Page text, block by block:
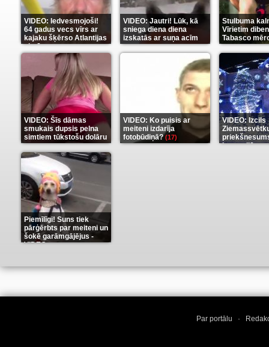
VIDEO: Iedvesmojoši!
64 gadus vecs vīrs ar
kajaku šķērso Atlantijas
okeānu(5)
VIDEO: Jautri! Lūk, kā
sniega diena diena
izskatās ar suņa acīm
(6)
Stulbuma
Vīrietim
Tabasco
(7)
VIDEO: Šīs dāmas
smukais dupsis pelna
simtiem tūkstošu dolāru
(9)
VIDEO: Ko puisis ar
meiteni izdarīja
fotobūdiņā?(17)
VIDEO: Izcils
karu stilā(7)
Piemīlīgi! Suns tiek
pārģērbts par meiteni un
šokē garāmgājējus -
VIDEO(8)
Par portālu ·